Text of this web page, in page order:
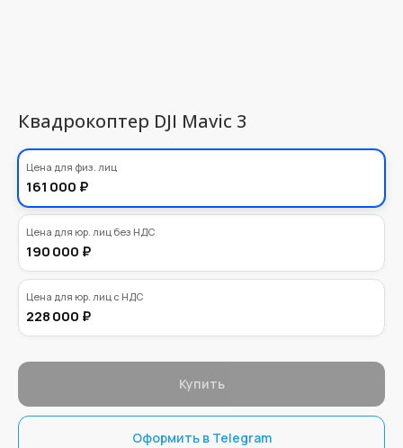
Квадрокоптер DJI Mavic 3
140000,00
₽
Цена для физ. лиц
161 000 ₽
Цена для юр. лиц без НДС
190 000 ₽
Цена для юр. лиц с НДС
228 000 ₽
Купить
Оформить в Telegram